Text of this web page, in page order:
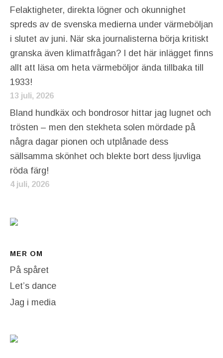
Felaktigheter, direkta lögner och okunnighet
spreds av de svenska medierna under värmeböljan
i slutet av juni. När ska journalisterna börja kritiskt
granska även klimatfrågan? I det här inlägget finns
allt att läsa om heta värmeböljor ända tillbaka till
1933!
13 juli, 2026
Bland hundkäx och bondrosor hittar jag lugnet och
trösten – men den stekheta solen mördade på
några dagar pionen och utplånade dess
sällsamma skönhet och blekte bort dess ljuvliga
röda färg!
4 juli, 2026
MER OM
På spåret
Let’s dance
Jag i media